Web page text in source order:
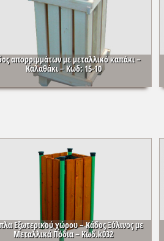
απορριμμάτων με μεταλλικό καπάκι –
Καλαθάκι – Κωδ: 15-10
Εξωτερικού χώρου – Κάδος Ξύλινος με
Μεταλλικά Πόδια – Κωδ.k032